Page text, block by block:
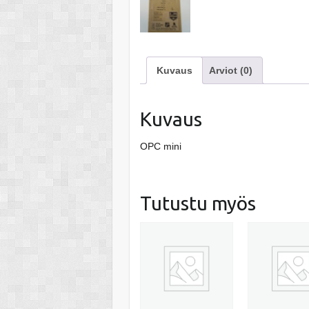
Kuvaus Arviot (0)
Kuvaus
OPC mini
Tutustu myös